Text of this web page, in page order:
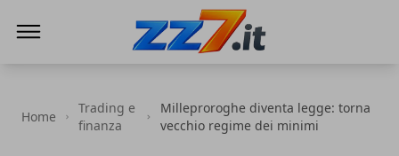
Home
Trading e
finanza
Milleproroghe diventa legge: torna
vecchio regime dei minimi